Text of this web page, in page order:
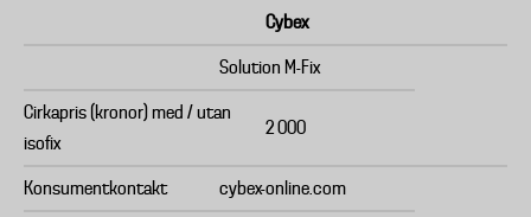
Cybex
Solution M-Fix
Cirkapris (kronor) med / utan
isofix
2 000
Konsumentkontakt cybex-online.com